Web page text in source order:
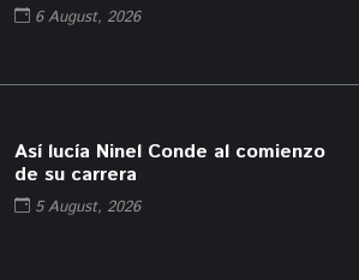
6 August, 2026
Así lucía Ninel Conde al comienzo
de su carrera
5 August, 2026